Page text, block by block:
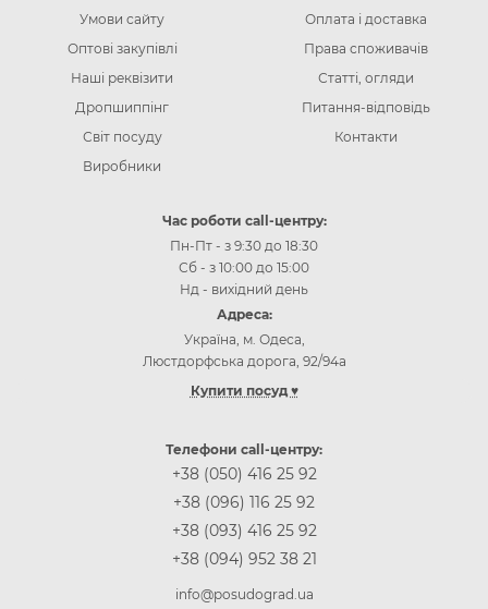
Умови сайту
Оптові закупівлі
Наші реквізити
Дропшиппінг
Світ посуду
Виробники
Оплата і доставка
Права споживачів
Статті, огляди
Питання-відповідь
Контакти
Час роботи call-центру:
Пн-Пт - з 9:30 до 18:30
Сб - з 10:00 до 15:00
Нд - вихідний день
Адреса:
Україна, м. Одеса,
Люстдорфська дорога, 92/94а
Купити посуд ♥
Інтернет-магазин посуду Дніпр (Дніпропетровськ)
Інтернет-магазин посуду Житомир
Інтернет-магазин посуду Запоріжжя
Інтернет-магазин посуду Івано-Франківськ
Телефони call-центру:
+38 (050) 416 25 92
+38 (096) 116 25 92
+38 (093) 416 25 92
+38 (094) 952 38 21
info@posudograd.ua